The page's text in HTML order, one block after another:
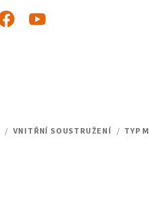
/ VNITŘNÍ SOUSTRUŽENÍ / TYP M